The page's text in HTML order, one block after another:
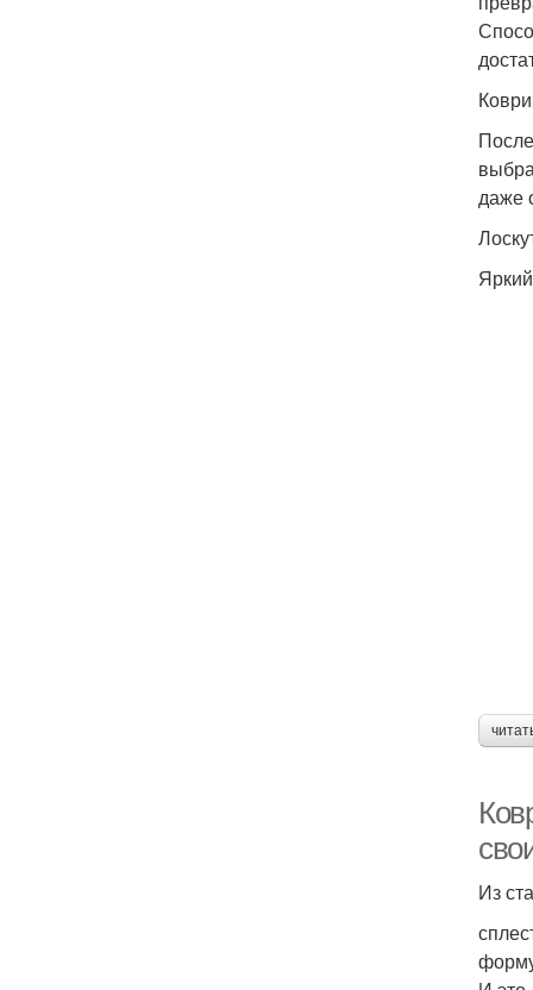
даже
Из